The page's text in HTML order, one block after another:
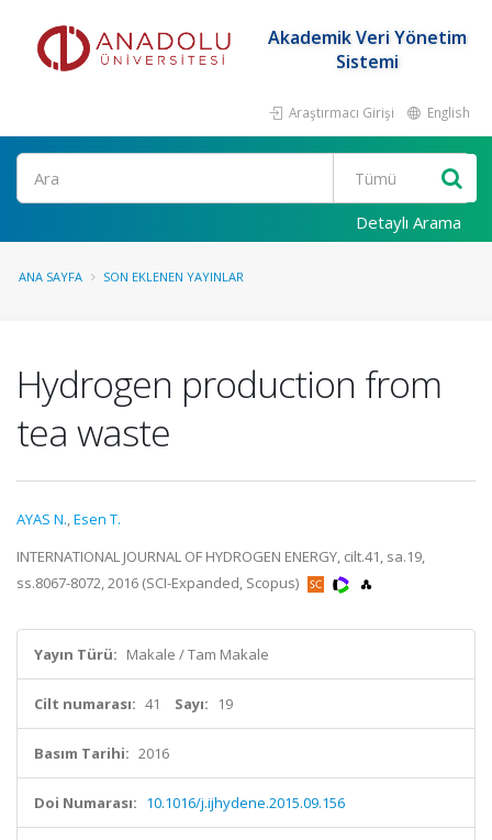
Akademik Veri Yönetim
Sistemi
Araştırmacı Girişi English
Ara
Detaylı Arama
ANA SAYFA SON EKLENEN YAYINLAR
Hydrogen production from
tea waste
AYAS N.,Esen T.
INTERNATIONAL JOURNAL OF HYDROGEN ENERGY, cilt.41, sa.19,
ss.8067-8072, 2016 (SCI-Expanded, Scopus)
Yayın Türü: Makale / Tam Makale
Cilt numarası: 41 Sayı: 19
Basım Tarihi: 2016
Doi Numarası: 10.1016/j.ijhydene.2015.09.156